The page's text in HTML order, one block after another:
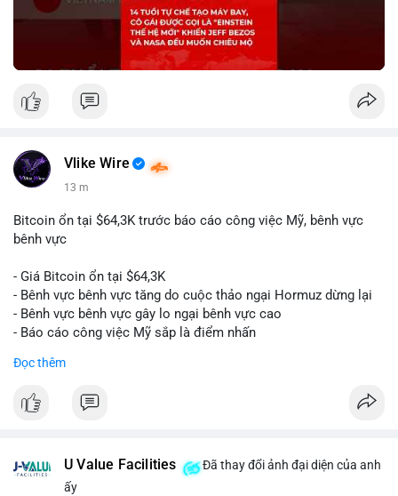
🎥 Xem video trực tiếp tại:
Nguồn: KIEN THUC KINH TE
Vlike Wire
13 m
Bitcoin ổn tại $64,3K trước báo cáo công việc Mỹ, bênh vực
bênh vực
- Giá Bitcoin ổn tại $64,3K
- Bênh vực bênh vực tăng do cuộc thảo ngại Hormuz dừng lại
- Bênh vực bênh vực gây lo ngại bênh vực cao
- Báo cáo công việc Mỹ sắp là điểm nhấn
$btc#btc
#vlikevn #titanbot
Đọc thêm
U Value Facilities
Đã thay đổi ảnh đại diện của anh
ấy